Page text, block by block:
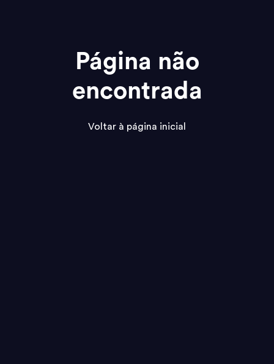
Página não
encontrada
Voltar à página inicial